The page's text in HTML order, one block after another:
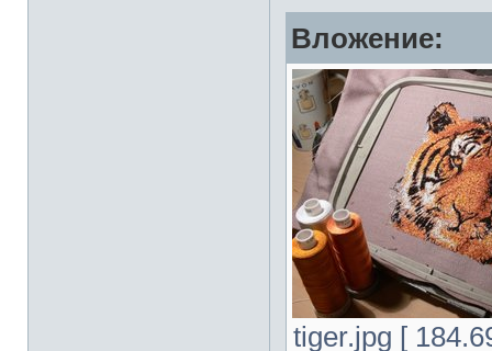
Вложение:
tiger.jpg [